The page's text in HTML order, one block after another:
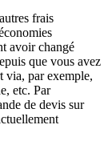
frais
avoir changé
que vous avez
via, par exemple,
etc. Par
de devis sur